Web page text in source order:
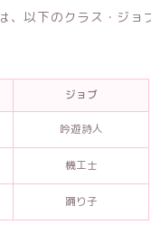
、以下のクラス・ジョ
ジョブ
吟遊詩人
機工士
踊り子